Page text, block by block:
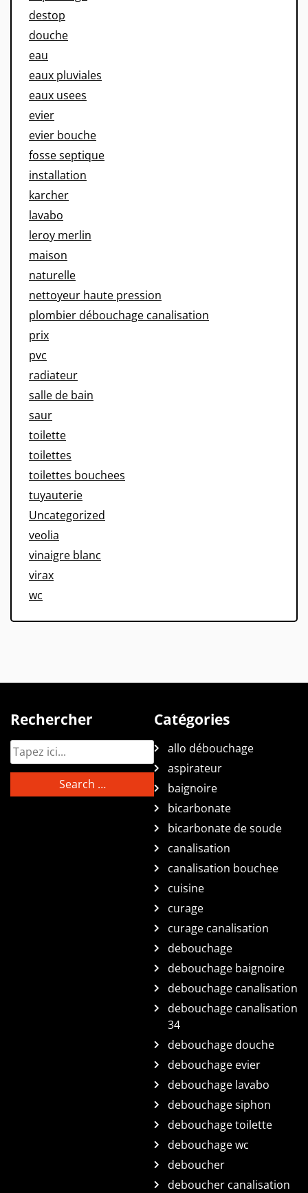
destop
douche
eau
eaux pluviales
eaux usees
evier
evier bouche
fosse septique
installation
karcher
lavabo
leroy merlin
maison
naturelle
nettoyeur haute pression
plombier débouchage canalisation
prix
pvc
radiateur
salle de bain
saur
toilette
toilettes
toilettes bouchees
tuyauterie
Uncategorized
veolia
vinaigre blanc
virax
wc
Rechercher Catégories
allo débouchage
aspirateur
baignoire
bicarbonate
bicarbonate de soude
canalisation
canalisation bouchee
cuisine
curage
curage canalisation
debouchage
debouchage baignoire
debouchage canalisation
debouchage canalisation
34
debouchage douche
debouchage evier
debouchage lavabo
debouchage siphon
debouchage toilette
debouchage wc
deboucher
deboucher canalisation